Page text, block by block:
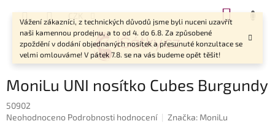
Vážení zákazníci, z technických důvodů jsme byli nuceni uzavřít
naši kamennou prodejnu, a to od 4. do 6.8. Za způsobené
zpoždění v dodání objednaných nosítek a přesunuté konzultace se
velmi omlouváme! V pátek 7.8. se na vás budeme opět těšit!
CZK
MoniLu UNI nosítko Cubes Burgundy
50902
Průměrné
Neohodnoceno Podrobnosti hodnocení Značka: MoniLu